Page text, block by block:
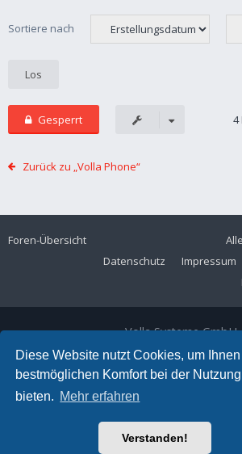
Diese Website nutzt Cookies, um
bestmöglichen Komfort bei der
bieten. Mehr erfahren
Verstanden!
Sortiere nach
Gesperrt 4
Zurück zu „Volla Phone“
Foren-Übersicht
Impressum
Datenschutz
Volla Systeme GmbH
Kölner Straße 102
42897 Remscheid
Telefon:+49 2191 59897
E-Mail:
Ariki Theme by